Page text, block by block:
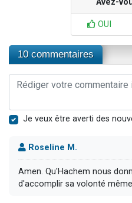
OUI
10 commentaires
Je veux être averti des
Roseline M.
Amen. Qu'Hachem nous
d'accomplir sa volonté